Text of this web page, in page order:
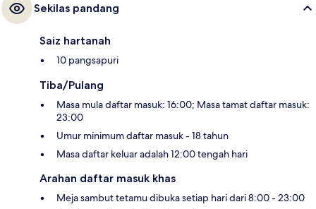
Sekilas pandang
Saiz hartanah
10 pangsapuri
Tiba/Pulang
Masa mula daftar masuk: 16:00; Masa tamat daftar masuk:
23:00
Umur minimum daftar masuk - 18 tahun
Masa daftar keluar adalah 12:00 tengah hari
Arahan daftar masuk khas
Meja sambut tetamu dibuka setiap hari dari 8:00 - 23:00